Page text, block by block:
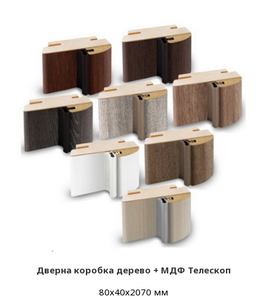
Дверна коробка дерево + МДФ Телескоп
80х40х2070 мм